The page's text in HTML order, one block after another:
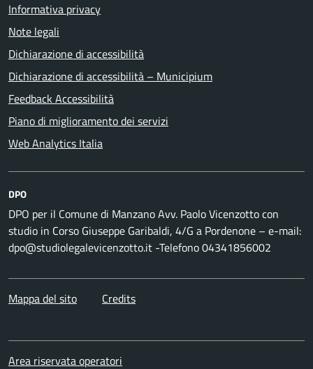
Informativa privacy
Note legali
Dichiarazione di accessibilità
Dichiarazione di accessibilità – Municipium
Feedback Accessibilità
Piano di miglioramento dei servizi
Web Analytics Italia
DPO
DPO per il Comune di Manzano Avv. Paolo Vicenzotto con
studio in Corso Giuseppe Garibaldi, 4/G a Pordenone – e-mail:
dpo@studiolegalevicenzotto.it -Telefono 04341856002
Mappa del sito Credits
Area riservata operatori